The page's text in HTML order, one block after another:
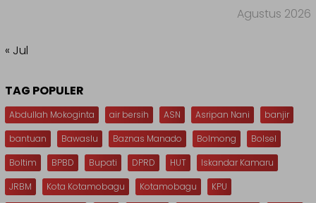
Agustus 2026
« Jul
TAG POPULER
Abdullah Mokoginta air bersih ASN Asripan Nani
banjir
bantuan
Bawaslu Baznas Manado Bolmong
Bolsel
Boltim
BPBD Bupati DPRD HUT
Iskandar Kamaru
JRBM
Kota Kotamobagu Kotamobagu
KPU